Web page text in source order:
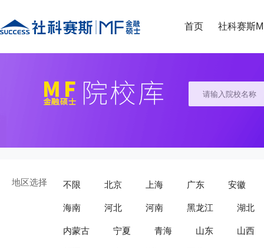
首页 社科赛斯
地区选择 不限 北京 上海 广东 安徽
海南 河北 河南 黑龙江 湖北
内蒙古 宁夏 青海 山东 山西